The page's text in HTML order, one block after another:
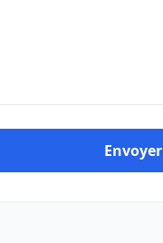
Envoyer